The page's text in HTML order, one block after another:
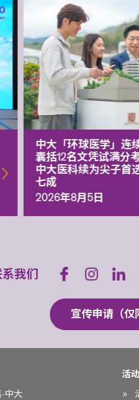
中大「环球医学」连
囊括12名文凭试满分
中大医科续为尖子首
七成
2026年8月5日
我们
宣传申请（仅
中大
活动